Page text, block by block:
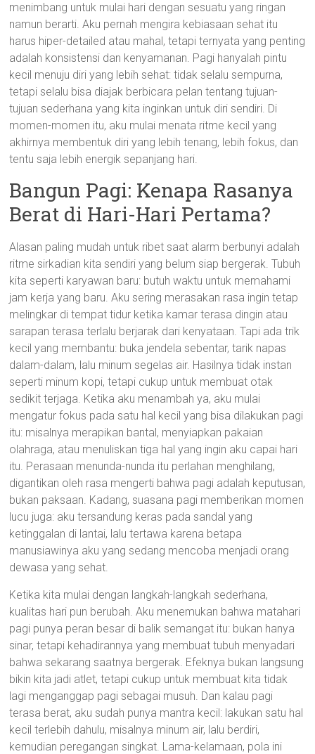
menimbang untuk mulai hari dengan sesuatu yang ringan
namun berarti. Aku pernah mengira kebiasaan sehat itu
harus hiper-detailed atau mahal, tetapi ternyata yang penting
adalah konsistensi dan kenyamanan. Pagi hanyalah pintu
kecil menuju diri yang lebih sehat: tidak selalu sempurna,
tetapi selalu bisa diajak berbicara pelan tentang tujuan-
tujuan sederhana yang kita inginkan untuk diri sendiri. Di
momen-momen itu, aku mulai menata ritme kecil yang
akhirnya membentuk diri yang lebih tenang, lebih fokus, dan
tentu saja lebih energik sepanjang hari.
Bangun Pagi: Kenapa Rasanya
Berat di Hari-Hari Pertama?
Alasan paling mudah untuk ribet saat alarm berbunyi adalah
ritme sirkadian kita sendiri yang belum siap bergerak. Tubuh
kita seperti karyawan baru: butuh waktu untuk memahami
jam kerja yang baru. Aku sering merasakan rasa ingin tetap
melingkar di tempat tidur ketika kamar terasa dingin atau
sarapan terasa terlalu berjarak dari kenyataan. Tapi ada trik
kecil yang membantu: buka jendela sebentar, tarik napas
dalam-dalam, lalu minum segelas air. Hasilnya tidak instan
seperti minum kopi, tetapi cukup untuk membuat otak
sedikit terjaga. Ketika aku menambah ya, aku mulai
mengatur fokus pada satu hal kecil yang bisa dilakukan pagi
itu: misalnya merapikan bantal, menyiapkan pakaian
olahraga, atau menuliskan tiga hal yang ingin aku capai hari
itu. Perasaan menunda-nunda itu perlahan menghilang,
digantikan oleh rasa mengerti bahwa pagi adalah keputusan,
bukan paksaan. Kadang, suasana pagi memberikan momen
lucu juga: aku tersandung keras pada sandal yang
ketinggalan di lantai, lalu tertawa karena betapa
manusiawinya aku yang sedang mencoba menjadi orang
dewasa yang sehat.
Ketika kita mulai dengan langkah-langkah sederhana,
kualitas hari pun berubah. Aku menemukan bahwa matahari
pagi punya peran besar di balik semangat itu: bukan hanya
sinar, tetapi kehadirannya yang membuat tubuh menyadari
bahwa sekarang saatnya bergerak. Efeknya bukan langsung
bikin kita jadi atlet, tetapi cukup untuk membuat kita tidak
lagi menganggap pagi sebagai musuh. Dan kalau pagi
terasa berat, aku sudah punya mantra kecil: lakukan satu hal
kecil terlebih dahulu, misalnya minum air, lalu berdiri,
kemudian peregangan singkat. Lama-kelamaan, pola ini